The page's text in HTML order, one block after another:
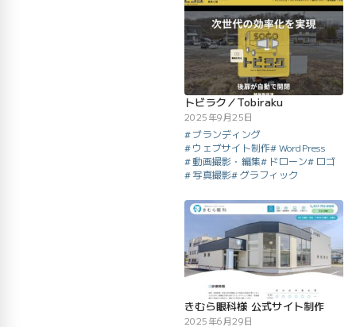
トビラク／Tobiraku
2025年9月25日
ブランディング
ウェブサイト制作
WordPress
動画撮影・編集
ドローン
ロゴ
写真撮影
グラフィック
きむら眼科様 公式サイト制作
2025年6月29日